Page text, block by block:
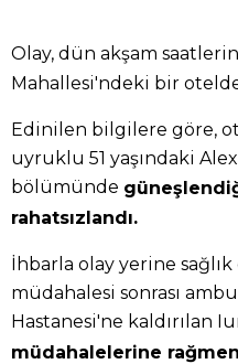
Olay, dün akşam
Mahallesi'ndeki bir
Edinilen bilgilere göre,
uyruklu 51 yaşındaki
bölümünde
rahatsızlandı.
İhbarla olay yerine
müdahalesi sonrası
Hastanesi'ne kaldırılan
müdahalelerine